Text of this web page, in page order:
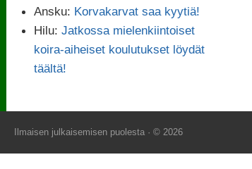
Ansku: Korvakarvat saa kyytiä!
Hilu:Jatkossa mielenkiintoiset
koira-aiheiset koulutukset löydät
täältä!
Ilmaisen julkaisemisen puolesta · © 2026